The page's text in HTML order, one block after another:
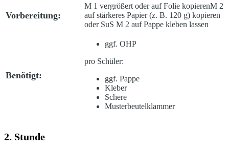
Vorbereitung:
M 1 vergrößert oder auf Folie kopierenM 2
auf stärkeres Papier (z. B. 120 g) kopieren
oder SuS M 2 auf Pappe kleben lassen
Benötigt:
ggf. OHP
pro Schüler:
ggf. Pappe
Kleber
Schere
Musterbeutelklammer
2. Stunde